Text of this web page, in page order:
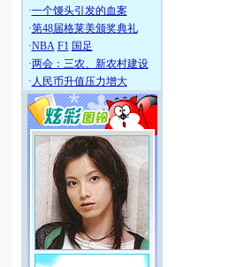
·一个馒头引发的血案
·第48届格莱美颁奖典礼
·NBA F1 国足
·两会：三农、新农村建设
· 人民币升值压力增大